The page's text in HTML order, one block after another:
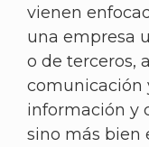
vienen
una empresa
o de terceros,
comunicación
información y
sino más bien